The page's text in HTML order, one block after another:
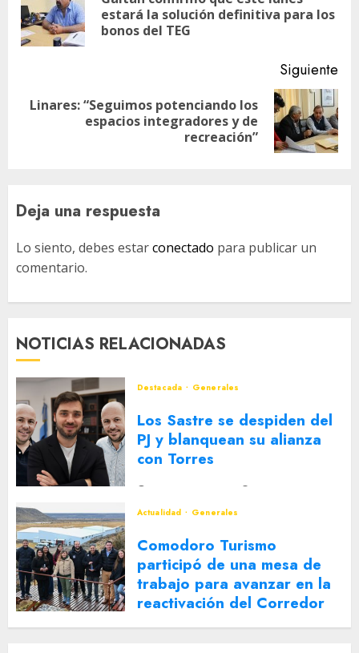
entradasestará la solución definitiva para los
bonos del TEG
Siguiente
Siguiente
Linares: “Seguimos potenciando los
espacios integradores y de
recreación”
Deja una respuesta
Lo siento, debes estarconectado para publicar un
comentario.
NOTICIAS RELACIONADAS
Destacada Generales
Los Sastre se despiden del
PJ y blanquean su alianza
con Torres
Actualidad
Generales
Comodoro Turismo
participó de una mesa de
trabajo para avanzar en la
reactivación del Corredor
Turístico Integrado